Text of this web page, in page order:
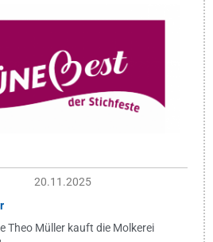
20.11.2025
Theo Müller kauft die Molkerei